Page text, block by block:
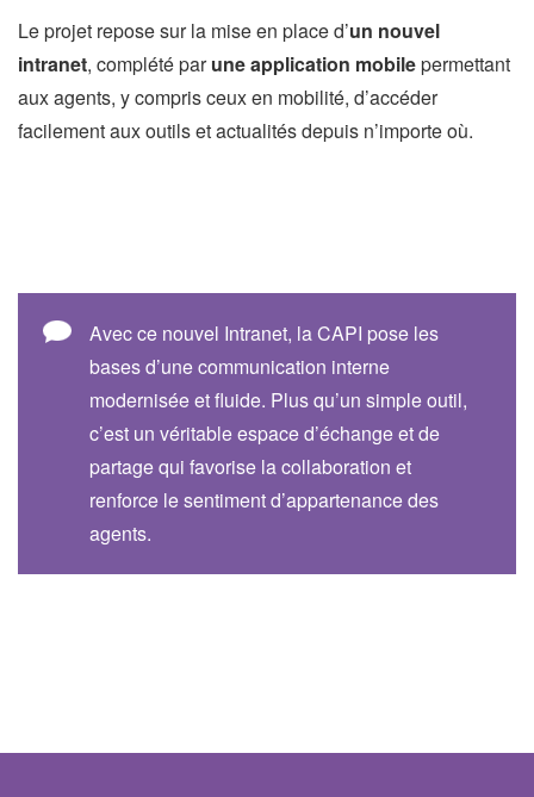
Le projet repose sur la mise en place d’un nouvel
intranet, complété parune application mobilepermettant
aux agents, y compris ceux en mobilité, d’accéder
facilement aux outils et actualités depuis n’importe où.
Avec ce nouvel Intranet, la CAPI pose les
bases d’une communication interne
modernisée et fluide. Plus qu’un simple outil,
c’est un véritable espace d’échange et de
partage qui favorise la collaboration et
renforce le sentiment d’appartenance des
agents.